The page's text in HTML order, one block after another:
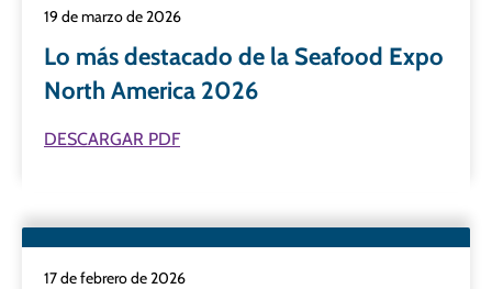
19 de marzo de 2026
Lo más destacado de la Seafood Expo
North America 2026
DESCARGAR PDF
17 de febrero de 2026